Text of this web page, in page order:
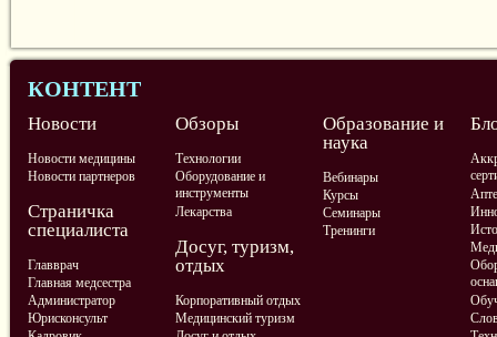
КОНТЕНТ
Новости
Новости медицины
Новости партнеров
Обзоры
Технологии
Оборудование и
инструменты
Лекарства
Образование и
наука
Вебинары
Курсы
Семинары
Тренинги
Страничка
специалиста
Главврач
Главная медсестра
Администратор
Юрисконсульт
Досуг, туризм,
отдых
Корпоративный отдых
Медицинский туризм